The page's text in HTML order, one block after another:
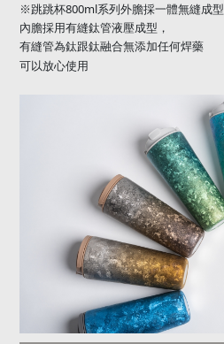
※跳跳杯800ml系列外膽採一體無縫成型
內膽採用有縫鈦管液壓成型，
有縫管為鈦跟鈦融合無添加任何焊藥
可以放心使用